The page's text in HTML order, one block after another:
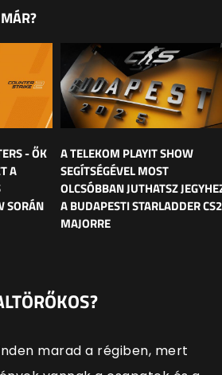
- ŐK
A
SORÁN
A TELEKOM PLAYIT SHOW
SEGÍTSÉGÉVEL MOST
OLCSÓBBAN JUTHATSZ
A BUDAPESTI STARLADDER CS2
MAJORRE
marad a régiben, mert